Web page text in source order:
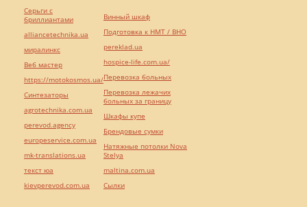
Серьги с
бриллиантами
alliancetechnika.ua
миралинкс
Веб мастер
https://motokosmos.ua/
Синтезаторы
agrotechnika.com.ua
perevod.agency
europeservice.com.ua
mk-translations.ua
текст юа
kievperevod.com.ua
Винный шкаф
Подготовка к НМТ / ВНО
pereklad.ua
hospice-life.com.ua/
Перевозка больных
Перевозка лежачих
больных за границу
Шкафы купе
Брендовые сумки
Натяжные потолки Nova
Stelya
maltina.com.ua
Cылки